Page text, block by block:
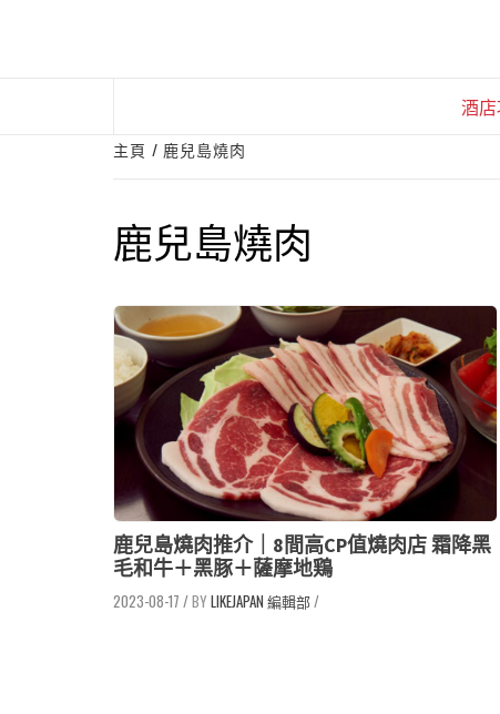
酒
主頁 鹿兒島燒肉
鹿兒島燒肉
鹿兒島燒肉推介｜8間高CP值燒肉店 霜降黑
毛和牛＋黑豚＋薩摩地鶏
2023-08-17 / LIKEJAPAN 編輯部/